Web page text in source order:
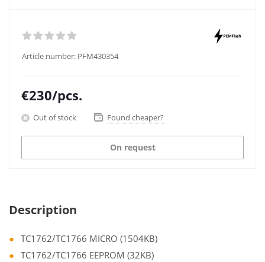
Article number: PFM430354
€230/pcs.
Out of stock Found cheaper?
On request
Description
TC1762/TC1766 MICRO (1504KB)
TC1762/TC1766 EEPROM (32KB)